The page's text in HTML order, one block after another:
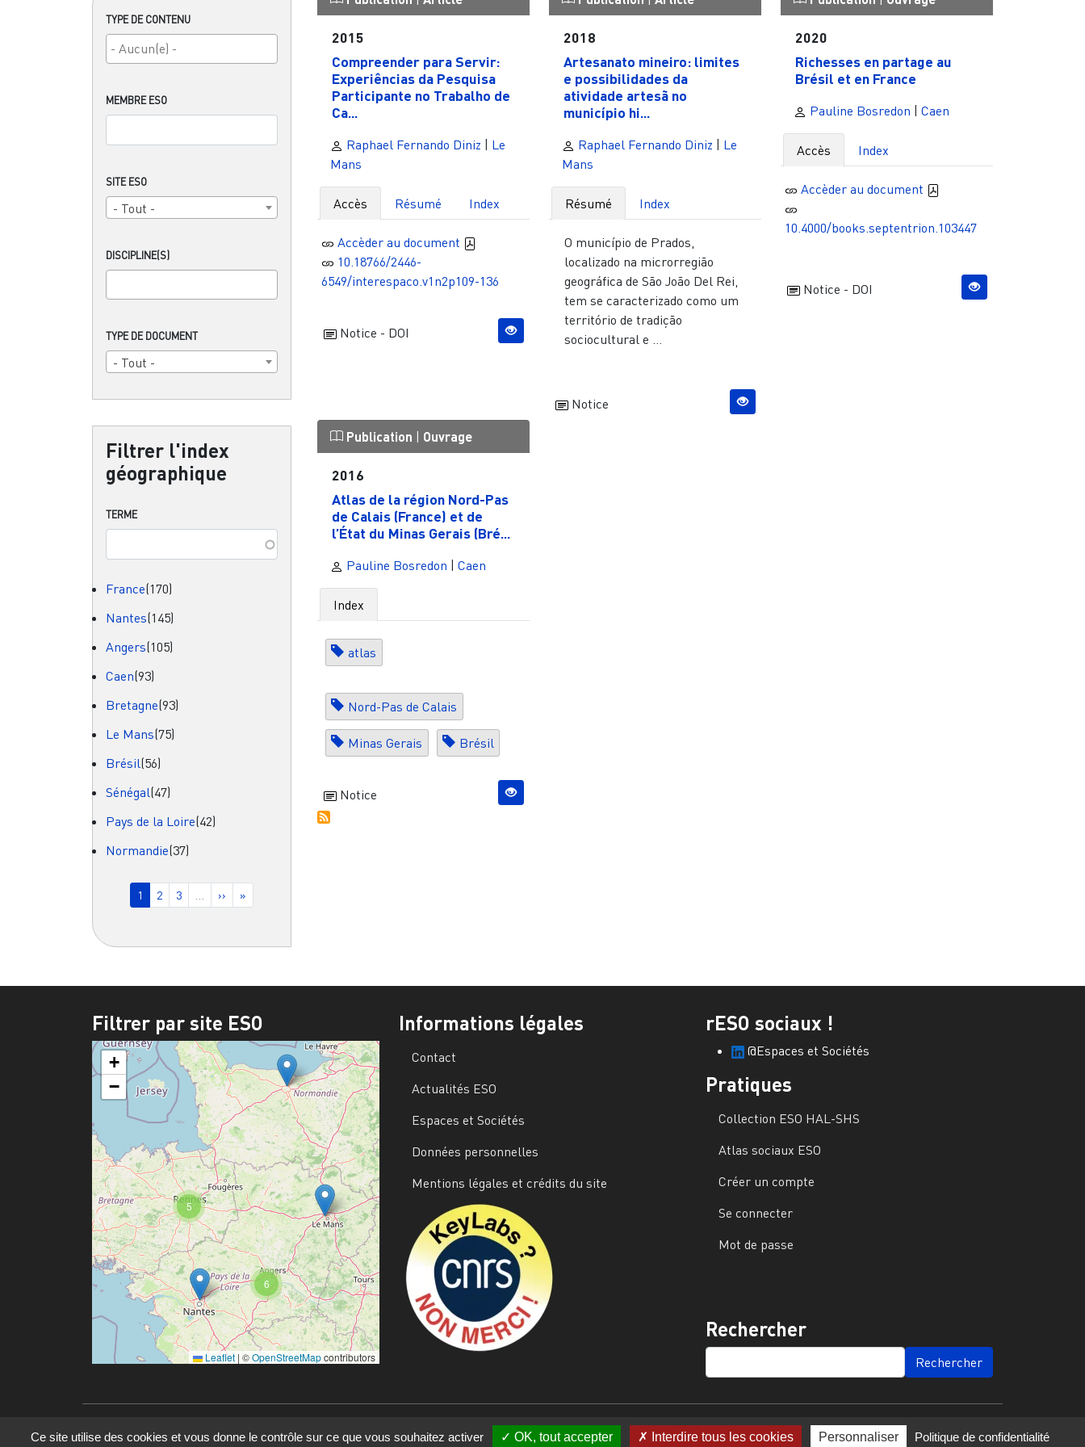
TYPE DE CONTENU
MEMBRE ESO
SITE ESO
- Tout -
DISCIPLINE(S)
TYPE DE DOCUMENT
- Tout -
Filtrer l'index
géographique
TERME
France(170)
Nantes(145)
Angers(105)
Caen(93)
Bretagne(93)
Le Mans(75)
Brésil(56)
Sénégal(47)
Pays de la Loire(42)
Normandie(37)
Pagination
Page courante
1 Page
2 Page
3 Page suivante
›› Dernière page
»
2015
Compreender para Servir:
Experiências da Pesquisa
Participante no Trabalho de
Ca...
Raphael Fernando Diniz | Le
Mans
Accès Résumé Index
Accèder au document
10.18766/2446-
6549/interespaco.v1n2p109-136
Notice - DOI
2018
Artesanato mineiro: limites
e possibilidades da
atividade artesã no
município hi...
Raphael Fernando Diniz | Le
Mans
Résumé Index
O município de Prados,
localizado na microrregião
geográfica de São João Del Rei,
tem se caracterizado como um
território de tradição
sociocultural e ...
Notice
2020
Richesses en partage au
Brésil et en France
Pauline Bosredon | Caen
Accès Index
Accèder au document
10.4000/books.septentrion.103447
Notice - DOI
Publication | Ouvrage
2016
Atlas de la région Nord-Pas
de Calais (France) et de
l’État du Minas Gerais (Bré...
Pauline Bosredon | Caen
Index
atlas
Nord-Pas de Calais
Minas Gerais Brésil
Notice
Filtrer par site ESO
6
5
+
−
Leaflet | ©OpenStreetMapcontributors
Informations légales
Contact
Actualités ESO
Espaces et Sociétés
Données personnelles
Mentions légales et crédits du site
rESO sociaux !
@Espaces et Sociétés
Pratiques
Collection ESO HAL-SHS
Atlas sociaux ESO
Créer un compte
Se connecter
Mot de passe
Rechercher
SEARCH
Ce site utilise des cookies et vous donne le contrôle sur ce que vous souhaitez activer OK, tout accepter Interdire tous les cookies Personnaliser Politique de confidentialité